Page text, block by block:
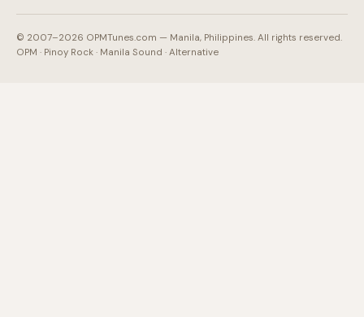
© 2007–2026 OPMTunes.com — Manila, Philippines. All rights reserved.
OPM · Pinoy Rock · Manila Sound · Alternative